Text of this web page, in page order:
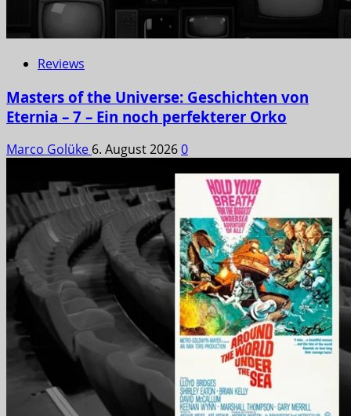
Reviews
Masters of the Universe: Geschichten von
Eternia – 7 – Ein noch perfekterer Orko
Marco Golüke 6. August 20260